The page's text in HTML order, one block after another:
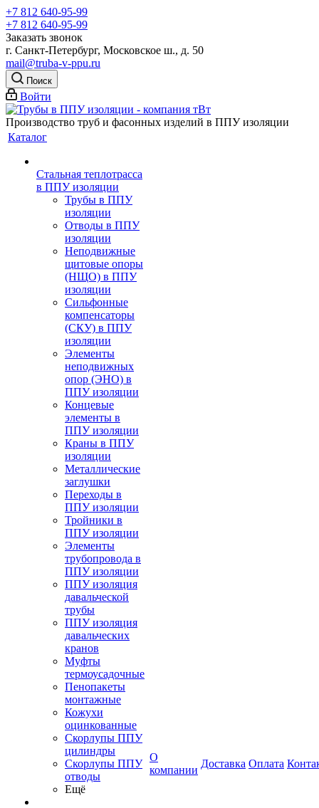
+7 812 640-95-99
+7 812 640-95-99
Заказать звонок
г. Санкт-Петербург, Московское ш., д. 50
mail@truba-v-ppu.ru
Поиск
Войти
Производство труб и фасонных изделий в ППУ изоляции
Каталог
Стальная теплотрасса
в ППУ изоляции
Трубы в ППУ
изоляции
Отводы в ППУ
изоляции
Неподвижные
щитовые опоры
(НЩО) в ППУ
изоляции
Cильфонные
компенсаторы
(СКУ) в ППУ
изоляции
Элементы
неподвижных
опор (ЭНО) в
ППУ изоляции
Концевые
элементы в
ППУ изоляции
Краны в ППУ
изоляции
Металлические
заглушки
Переходы в
ППУ изоляции
Тройники в
ППУ изоляции
Элементы
трубопровода в
ППУ изоляции
ППУ изоляция
давальческой
трубы
ППУ изоляция
давальческих
кранов
Муфты
термоусадочные
Пенопакеты
монтажные
Кожухи
оцинкованные
Скорлупы ППУ
цилиндры
Скорлупы ППУ
отводы
Ещё
О
компании
Доставка Оплата